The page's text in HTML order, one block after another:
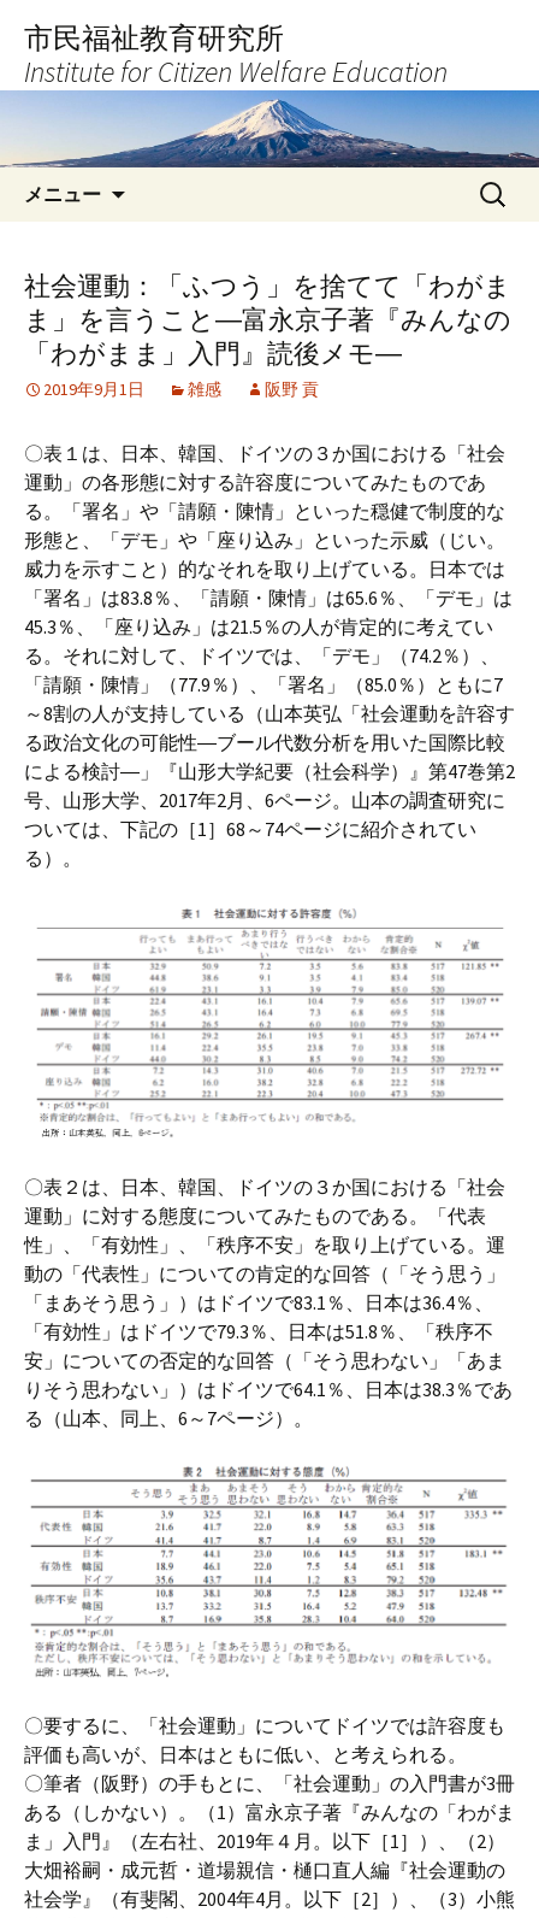
へ
キ
市民福祉教育研究所
Institute for Citizen Welfare Education
メニュー
検
索:
社会運動：「ふつう」を捨てて「わがま
ま」を言うこと―富永京子著『みんなの
「わがまま」入門』読後メモ―
2019年9月1日 雑感 阪野 貢
〇表１は、日本、韓国、ドイツの３か国における「社会
運動」の各形態に対する許容度についてみたものであ
る。「署名」や「請願・陳情」といった穏健で制度的な
形態と、「デモ」や「座り込み」といった示威（じい。
威力を示すこと）的なそれを取り上げている。日本では
「署名」は83.8％、「請願・陳情」は65.6％、「デモ」は
45.3％、「座り込み」は21.5％の人が肯定的に考えてい
る。それに対して、ドイツでは、「デモ」（74.2％）、
「請願・陳情」（77.9％）、「署名」（85.0％）ともに7
～8割の人が支持している（山本英弘「社会運動を許容す
る政治文化の可能性―ブール代数分析を用いた国際比較
による検討―」『山形大学紀要（社会科学）』第47巻第2
号、山形大学、2017年2月、6ページ。山本の調査研究に
ついては、下記の［1］68～74ページに紹介されてい
る）。
〇表２は、日本、韓国、ドイツの３か国における「社会
運動」に対する態度についてみたものである。「代表
性」、「有効性」、「秩序不安」を取り上げている。運
動の「代表性」についての肯定的な回答（「そう思う」
「まあそう思う」）はドイツで83.1％、日本は36.4％、
「有効性」はドイツで79.3％、日本は51.8％、「秩序不
安」についての否定的な回答（「そう思わない」「あま
りそう思わない」）はドイツで64.1％、日本は38.3％であ
る（山本、同上、6～7ページ）。
〇要するに、「社会運動」についてドイツでは許容度も
評価も高いが、日本はともに低い、と考えられる。
〇筆者（阪野）の手もとに、「社会運動」の入門書が3冊
ある（しかない）。（1）富永京子著『みんなの「わがま
ま」入門』（左右社、2019年４月。以下［1］）、（2）
大畑裕嗣・成元哲・道場親信・樋口直人編『社会運動の
社会学』（有斐閣、2004年4月。以下［2］）、（3）小熊